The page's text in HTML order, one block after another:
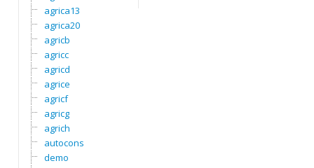
agrica13
agrica20
agricb
agricc
agricd
agrice
agricf
agricg
agrich
autocons
demo